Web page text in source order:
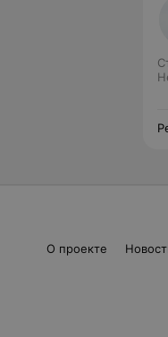
О проекте